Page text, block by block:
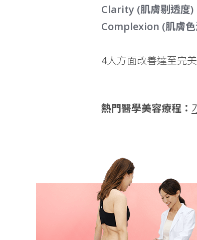
Clarity (肌膚剔透度)
Complexion (肌膚
4大方面改善達至完
熱門醫學美容療程：